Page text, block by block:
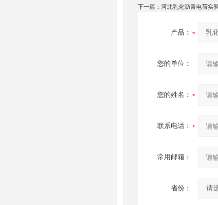
下一篇： 河北乳化沥青电荷实
产品：
您的单位：
您的姓名：
联系电话：
常用邮箱：
省份：